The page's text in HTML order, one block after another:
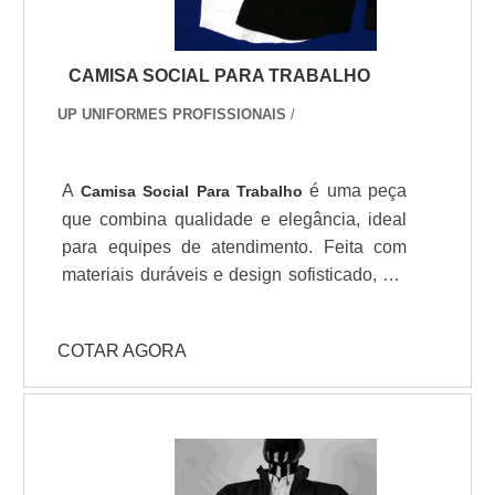
excelência de ponta a ponta....
CAMISA SOCIAL PARA TRABALHO
UP UNIFORMES PROFISSIONAIS /
ACamisa Social Para Trabalhoé uma peça
que combina qualidade e elegância, ideal
para equipes de atendimento. Feita com
materiais duráveis e design sofisticado, ela
operacionais devido à sua resistência e
fácil manutenção, sendo uma escolha
elevar seu padrão de trabalho.
COTAR AGORA